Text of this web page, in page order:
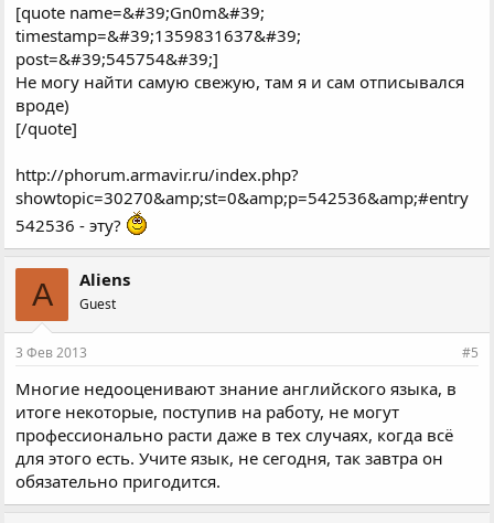
[quote name=&#39;Gn0m&#39;
timestamp=&#39;1359831637&#39;
post=&#39;545754&#39;]
Не могу найти самую свежую, там я и сам отписывался
вроде)
[/quote]
http://phorum.armavir.ru/index.php?
showtopic=30270&amp;st=0&amp;p=542536&amp;#entry
542536 - эту?
A Aliens
Guest
3 Фев 2013 #5
Многие недооценивают знание английского языка, в
итоге некоторые, поступив на работу, не могут
профессионально расти даже в тех случаях, когда всё
для этого есть. Учите язык, не сегодня, так завтра он
обязательно пригодится.